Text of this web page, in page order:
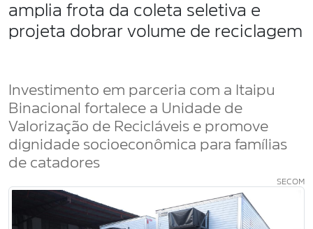
amplia frota da coleta seletiva e
projeta dobrar volume de reciclagem
Investimento em parceria com a Itaipu
Binacional fortalece a Unidade de
Valorização de Recicláveis e promove
dignidade socioeconômica para famílias
de catadores
SECOM